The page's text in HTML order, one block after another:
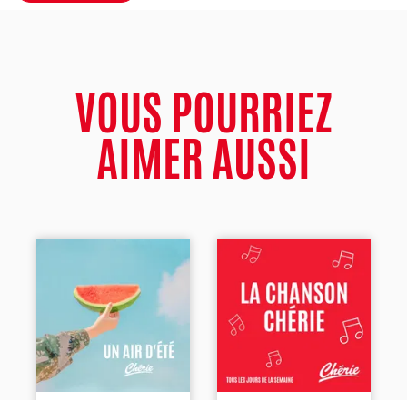
VOUS POURRIEZ
AIMER AUSSI